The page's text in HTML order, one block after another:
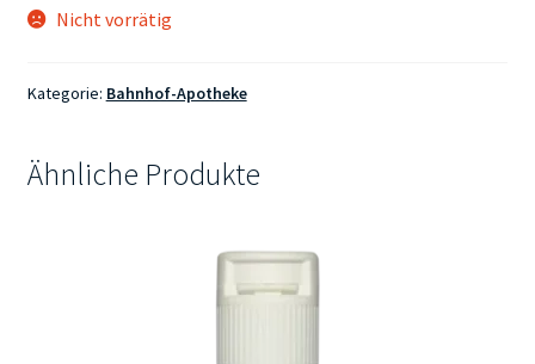
Nicht vorrätig
Kategorie: Bahnhof-Apotheke
Ähnliche Produkte